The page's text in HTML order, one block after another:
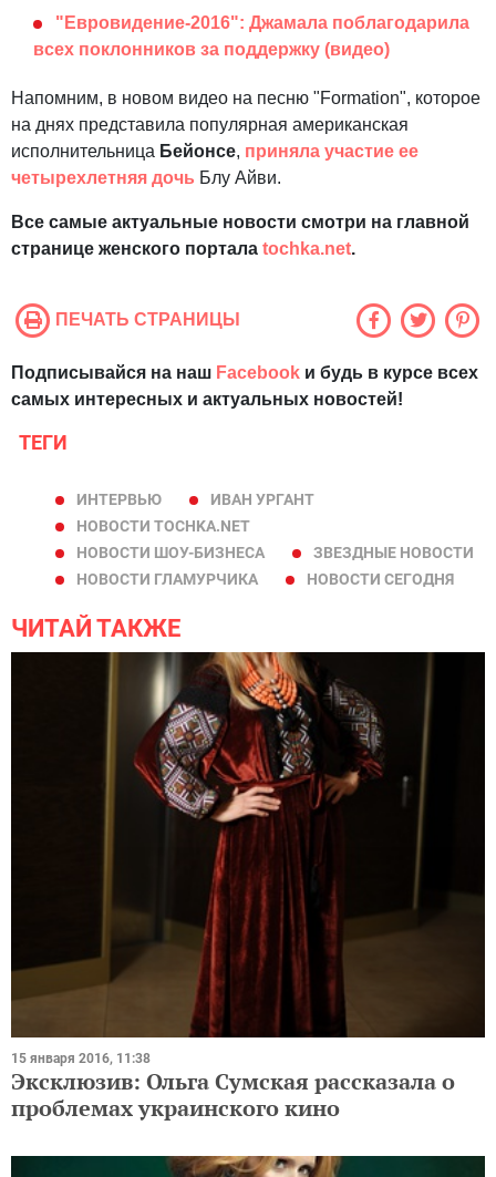
"Евровидение-2016": Джамала поблагодарила
всех поклонников за поддержку (видео)
Напомним, в новом видео на песню "Formation", которое
на днях представила популярная американская
исполнительница Бейонсе, приняла участие ее
четырехлетняя дочь Блу Айви.
Все самые актуальные новости смотри на главной
странице женского портала tochka.net.
ПЕЧАТЬ СТРАНИЦЫ
Подписывайся на наш Facebook и будь в курсе всех
самых интересных и актуальных новостей!
ТЕГИ
ИНТЕРВЬЮ
ИВАН УРГАНТ
НОВОСТИ TOCHKA.NET
НОВОСТИ ШОУ-БИЗНЕСА
ЗВЕЗДНЫЕ НОВОСТИ
НОВОСТИ ГЛАМУРЧИКА
НОВОСТИ СЕГОДНЯ
ЧИТАЙ ТАКЖЕ
15 января 2016, 11:38
Эксклюзив: Ольга Сумская рассказала о
проблемах украинского кино